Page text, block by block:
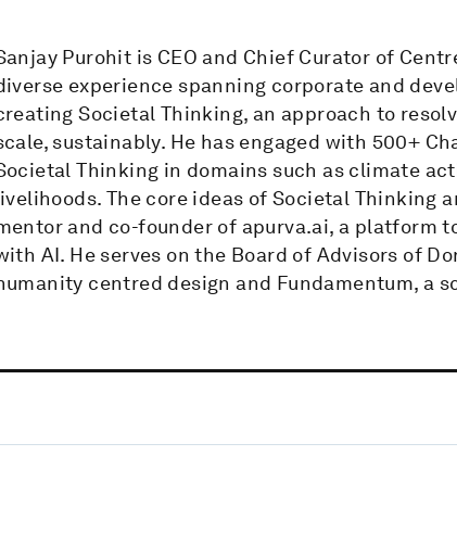
Purohit is CEO and Chief Curator of
experience spanning corporate and
Societal Thinking, an approach to
sustainably. He has engaged with 500+
Thinking in domains such as climate
The core ideas of Societal Thinking
and co-founder of apurva.ai, a platform
AI. He serves on the Board of Advisors of
centred design and Fundamentum, a